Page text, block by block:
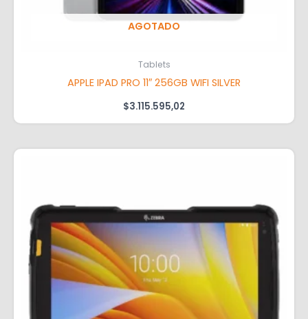
AGOTADO
Tablets
APPLE IPAD PRO 11″ 256GB WIFI SILVER
$3.115.595,02